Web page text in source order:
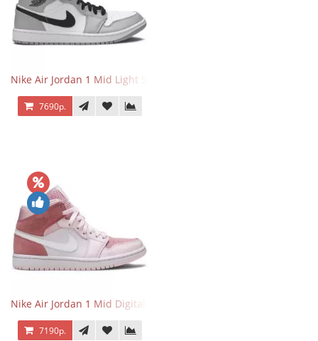
Nike Air Jordan 1 Mid Light Smoke Grey
7690р.
Nike Air Jordan 1 Mid Digital Pink
7190р.